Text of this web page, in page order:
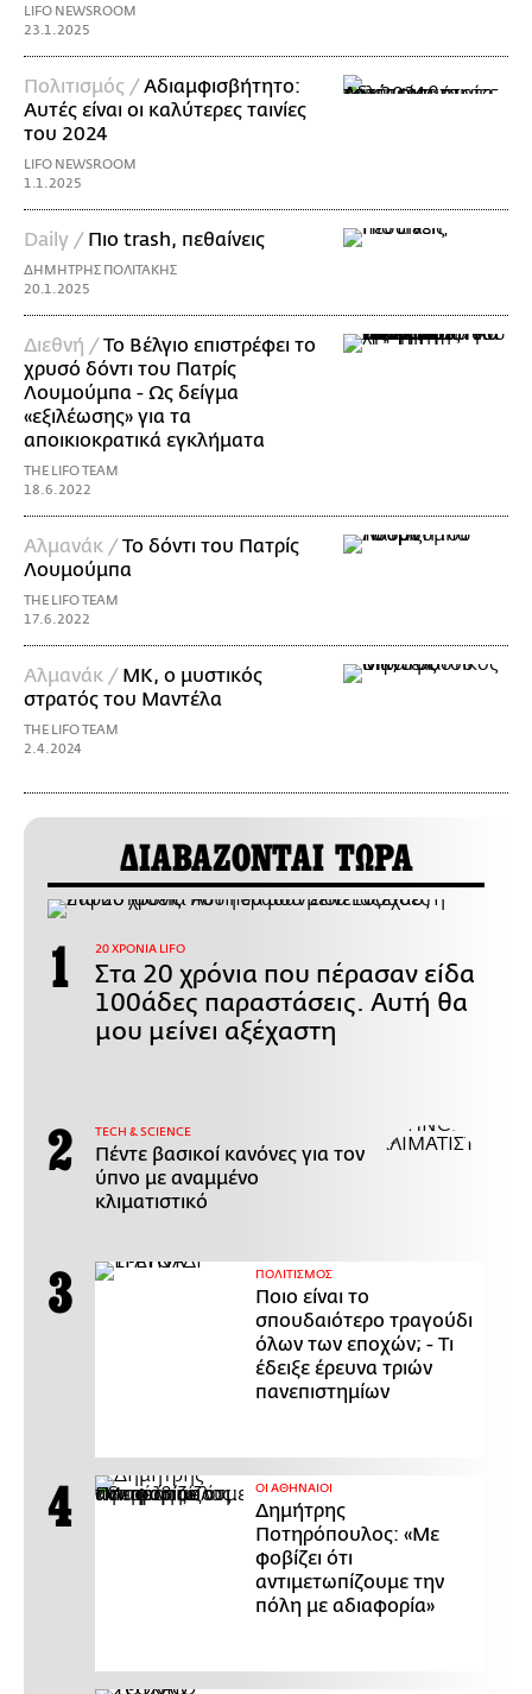
LIFO NEWSROOM
23.1.2025
Πολιτισμός /Αδιαμφισβήτητο:
Αυτές είναι οι καλύτερες ταινίες
του 2024
LIFO NEWSROOM
1.1.2025
Daily / Πιο trash, πεθαίνεις
ΔΗΜΗΤΡΗΣ ΠΟΛΙΤΑΚΗΣ
20.1.2025
Διεθνή /Το Βέλγιο επιστρέφει το
χρυσό δόντι του Πατρίς
Λουμούμπα - Ως δείγμα
«εξιλέωσης» για τα
αποικιοκρατικά εγκλήματα
THE LIFO TEAM
18.6.2022
Αλμανάκ /Το δόντι του Πατρίς
Λουμούμπα
THE LIFO TEAM
17.6.2022
Αλμανάκ / MK, ο μυστικός
στρατός του Μαντέλα
THE LIFO TEAM
2.4.2024
ΔΙΑΒΑΖΟΝΤΑΙ ΤΩΡΑ
20 ΧΡΟΝΙΑ LIFO
Στα 20 χρόνια που πέρασαν είδα
100άδες παραστάσεις. Αυτή θα
μου μείνει αξέχαστη
ΤECH & SCIENCE
Πέντε βασικοί κανόνες για τον
ύπνο με αναμμένο
κλιματιστικό
ΠΟΛΙΤΙΣΜΟΣ
Ποιο είναι το
σπουδαιότερο τραγούδι
όλων των εποχών; - Τι
έδειξε έρευνα τριών
πανεπιστημίων
ΟΙ ΑΘΗΝΑΙΟΙ
Δημήτρης
Ποτηρόπουλος: «Με
φοβίζει ότι
αντιμετωπίζουμε την
πόλη με αδιαφορία»